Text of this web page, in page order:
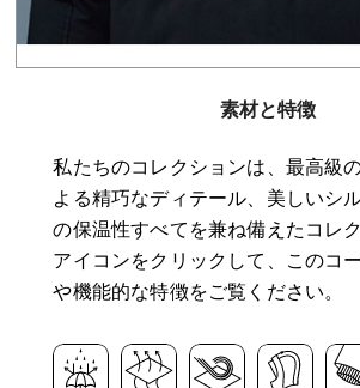
素材と特徴
私たちのコレクションは、最高級
よる精巧なディテール、美しいシ
の保温性すべてを兼ね備えたコレ
アイコンをクリックして、このコ
や機能的な特徴をご覧ください。